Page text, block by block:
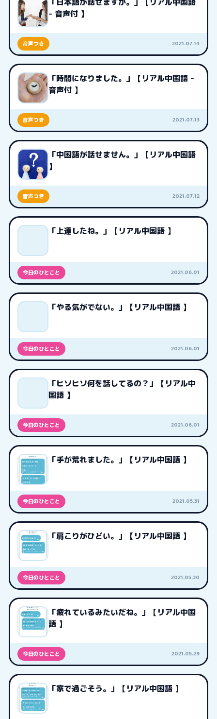
- 音声付 】
音声つき 2021.07.14
「時間になりました。」【リアル中国語 -
音声付 】
音声つき 2021.07.13
「中国語が話せません。」【リアル中国語
】
音声つき 2021.07.12
「上達したね。」【リアル中国語 】
今日のひとこと 2021.06.01
「やる気がでない。」【リアル中国語 】
今日のひとこと 2021.06.01
「ヒソヒソ何を話してるの？」【リアル中
国語 】
今日のひとこと 2021.06.01
「手が荒れました。」【リアル中国語 】
今日のひとこと 2021.05.31
「肩こりがひどい。」【リアル中国語 】
今日のひとこと 2021.05.30
「疲れているみたいだね。」【リアル中国
語 】
今日のひとこと 2021.05.29
「家で過ごそう。」【リアル中国語 】